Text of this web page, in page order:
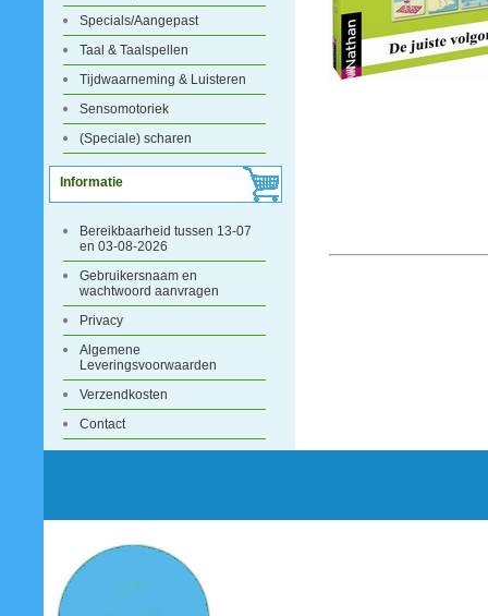
Specials/Aangepast
Taal & Taalspellen
Tijdwaarneming & Luisteren
Sensomotoriek
(Speciale) scharen
Informatie
Bereikbaarheid tussen 13-07
en 03-08-2026
Gebruikersnaam en
wachtwoord aanvragen
Privacy
Algemene
Leveringsvoorwaarden
Verzendkosten
Contact